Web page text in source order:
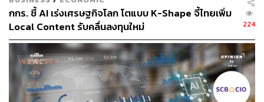
วริทธิ์ ลิ้มเจริญ
คนเชียงใหม่ เรียนจบปริญญาตรี คณะ
สถาปัตยกรรมศาสตร์ มหาวิทยาลัยเชียงใหม่
ชอบกิน ชอบเที่ยว ชอบถ่ายรูป ชอบรีวิวให้
เพื่อนฟัง เลยมาฝึกงานที่ THE STANDARD
POP
กกร. ชี้ AI เร่งเศรษฐกิจโลก โตแบบ K-Shape จี้ไทยเพิ่ม
Local Content รับคลื่นลงทุนใหม่
224